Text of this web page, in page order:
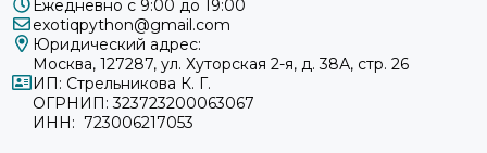
Ежедневно с 9:00 до 19:00
exotiqpython@gmail.com
Юридический адрес:
Москва, 127287, ул. Хуторская 2-я, д. 38А, стр. 26
ИП: Стрельникова К. Г.
ОГРНИП: 323723200063067
ИНН: 723006217053